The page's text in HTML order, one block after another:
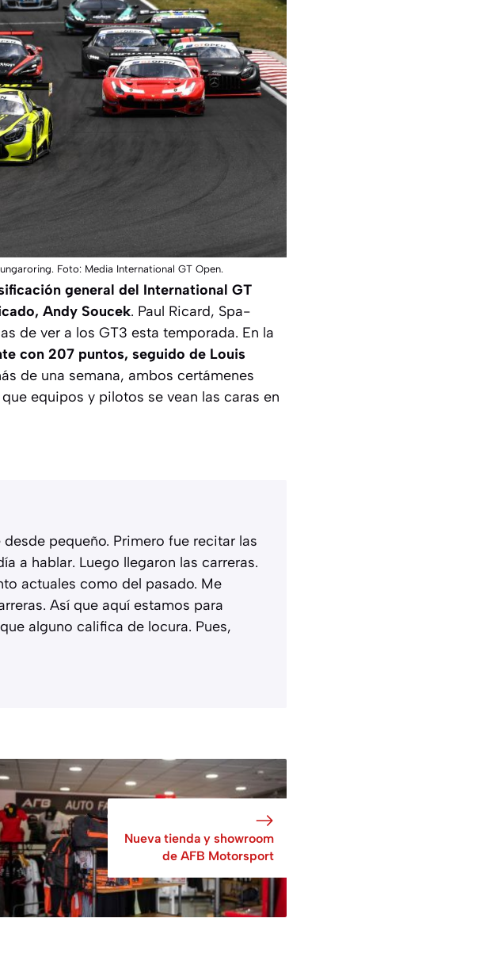
Foto: Media International GT Open.
general del International GT
Andy Soucek. Paul Ricard, Spa-
de ver a los GT3 esta temporada. En la
con 207 puntos, seguido de Louis
de una semana, ambos certámenes
equipos y pilotos se vean las caras en
pequeño. Primero fue recitar las
a hablar. Luego llegaron las carreras.
actuales como del pasado. Me
Así que aquí estamos para
alguno califica de locura. Pues,
Nueva tienda y showroom
de AFB Motorsport